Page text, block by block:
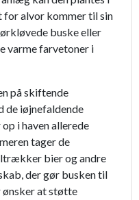
for alvor kommer til sin
buske eller
varme farvetoner i
på skiftende
de iøjnefaldende
i haven allerede
tager de
bier og andre
der gør busken til
ønsker at støtte